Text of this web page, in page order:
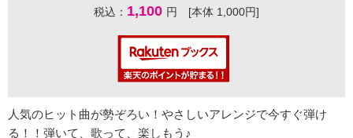
税込： 1,100 円 [本体 1,000円]
人気のヒット曲が勢ぞろい！やさしいアレンジで今すぐ弾け
る！！弾いて、歌って、楽しもう♪